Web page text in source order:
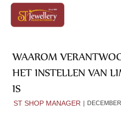
WAAROM
HET INSTELLEN VAN
IS
ST SHOP MANAGER